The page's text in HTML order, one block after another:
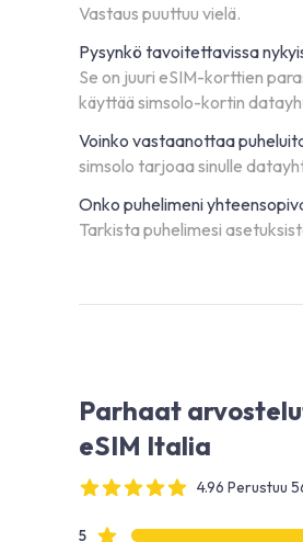
Vastaus puuttuu vielä.
Pysynkö tavoitettavissa
Se on juuri eSIM-korttien
käyttää simsolo-kortin
Voinko vastaanottaa
simsolo tarjoaa sinulle
Onko puhelimeni
Tarkista puhelimesi
Parhaat
eSIM Italia
4.96 Perustuu
5Tähtiarvostelut